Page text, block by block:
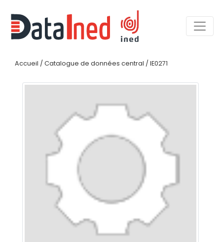
Accueil / Catalogue de données central / IE0271